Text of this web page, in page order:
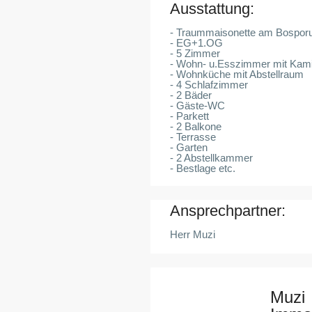
Ausstattung:
- Traummaisonette am
- EG+1.OG
- 5 Zimmer
- Wohn- u.Esszimmer mit
- Wohnküche mit Abstellraum
- 4 Schlafzimmer
- 2 Bäder
- Gäste-WC
- Parkett
- 2 Balkone
- Terrasse
- Garten
- 2 Abstellkammer
- Bestlage etc.
Ansprechpartner:
Herr Muzi
Muzi